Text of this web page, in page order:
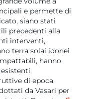
e permette di
siano stati
precedenti alla
interventi,
terra solai idonei
hanno
di epoca
da Vasari per